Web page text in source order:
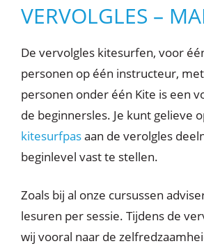
VERVOLGLES –
De vervolgles kitesurfen, voor
personen op één instructeur,
personen onder één Kite is een
de beginnersles. Je kunt gelieve
kitesurfpasaan de verolgles
beginlevel vast te stellen.
Zoals bij al onze cursussen
lesuren per sessie. Tijdens de
wij vooral naar de